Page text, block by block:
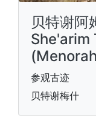
贝特谢阿
参观古迹
贝特谢梅什